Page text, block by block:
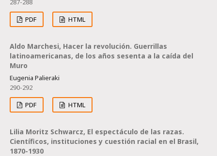
287-288
PDF
HTML
Aldo Marchesi, Hacer la revolución. Guerrillas
latinoamericanas, de los años sesenta a la caída del
Muro
Eugenia Palieraki
290-292
PDF
HTML
Lilia Moritz Schwarcz, El espectáculo de las razas.
Científicos, instituciones y cuestión racial en el Brasil,
1870-1930